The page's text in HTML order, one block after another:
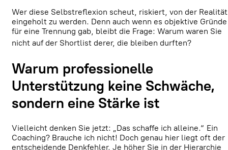
Wer diese Selbstreflexion scheut, riskiert, von der Realität
eingeholt zu werden. Denn auch wenn es objektive Gründe
für eine Trennung gab, bleibt die Frage: Warum waren Sie
nicht auf der Shortlist derer, die bleiben durften?
Warum professionelle
Unterstützung keine Schwäche,
sondern eine Stärke ist
Vielleicht denken Sie jetzt: „Das schaffe ich alleine.“ Ein
Coaching? Brauche ich nicht! Doch genau hier liegt oft der
entscheidende Denkfehler. Je höher Sie in der Hierarchie